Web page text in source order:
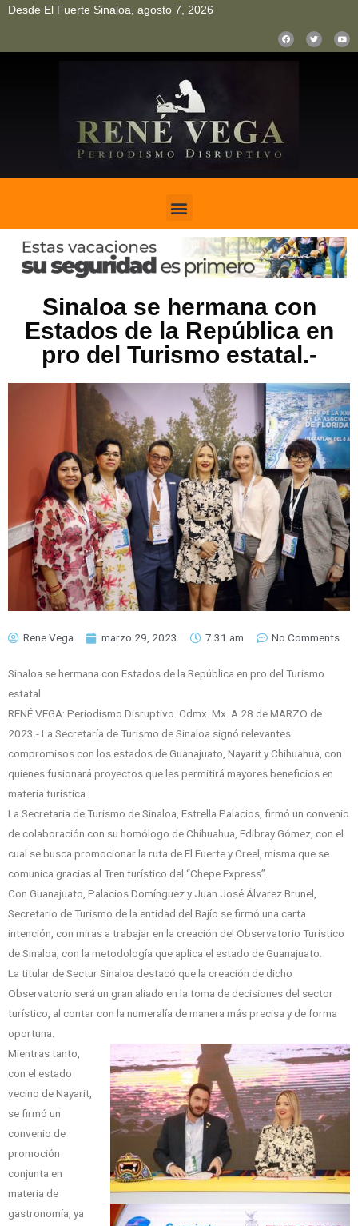
Desde El Fuerte Sinaloa, agosto 7, 2026
Sinaloa se hermana con
Estados de la República en
pro del Turismo estatal.-
Rene Vega marzo 29, 2023 7:31 am No Comments
Sinaloa se hermana con Estados de la República en pro del Turismo
estatal
RENÉ VEGA: Periodismo Disruptivo. Cdmx. Mx. A 28 de MARZO de
2023.- La Secretaría de Turismo de Sinaloa signó relevantes
compromisos con los estados de Guanajuato, Nayarit y Chihuahua, con
quienes fusionará proyectos que les permitirá mayores beneficios en
materia turística.
La Secretaria de Turismo de Sinaloa, Estrella Palacios, firmó un convenio
de colaboración con su homólogo de Chihuahua, Edibray Gómez, con el
cual se busca promocionar la ruta de El Fuerte y Creel, misma que se
comunica gracias al Tren turístico del “Chepe Express”.
Con Guanajuato, Palacios Domínguez y Juan José Álvarez Brunel,
Secretario de Turismo de la entidad del Bajío se firmó una carta
intención, con miras a trabajar en la creación del Observatorio Turístico
de Sinaloa, con la metodología que aplica el estado de Guanajuato.
La titular de Sectur Sinaloa destacó que la creación de dicho
Observatorio será un gran aliado en la toma de decisiones del sector
turístico, al contar con la numeralía de manera más precisa y de forma
oportuna.
Mientras tanto,
con el estado
vecino de Nayarit,
se firmó un
convenio de
promoción
conjunta en
materia de
gastronomía, ya